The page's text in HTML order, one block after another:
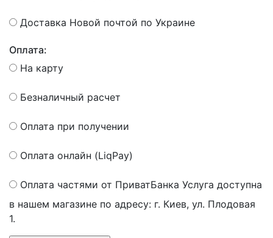
Доставка Новой почтой по Украине
Оплата:
На карту
Безналичный расчет
Оплата при получении
Оплата онлайн (LiqPay)
Оплата частями от ПриватБанка Услуга доступна
в нашем магазине по адресу: г. Киев, ул. Плодовая
1.